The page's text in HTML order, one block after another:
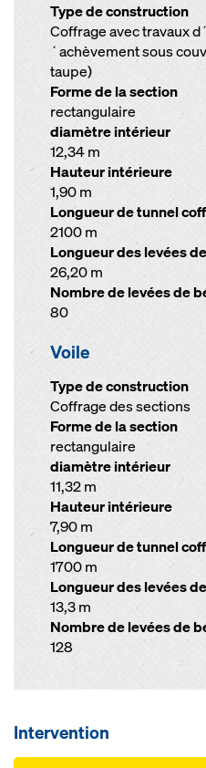
Type de construction
Coffrage avec travaux
´achèvement sous
taupe)
Forme de la section
rectangulaire
diamètre intérieur
12,34 m
Hauteur intérieure
1,90 m
Longueur de tunnel
2100 m
Longueur des levées
26,20 m
Nombre de levées de
80
Voile
Type de construction
Coffrage des sections
Forme de la section
rectangulaire
diamètre intérieur
11,32 m
Hauteur intérieure
7,90 m
Longueur de tunnel
1700 m
Longueur des levées
13,3 m
Nombre de levées de
128
Intervention